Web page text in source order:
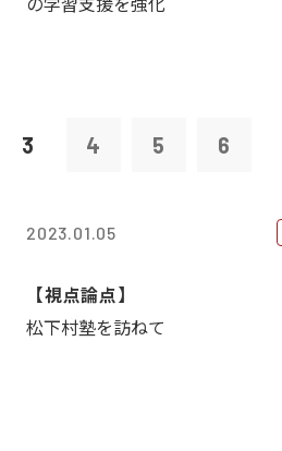
3 4 5 6
2023.01.05
【視点論点】
松下村塾を訪ねて